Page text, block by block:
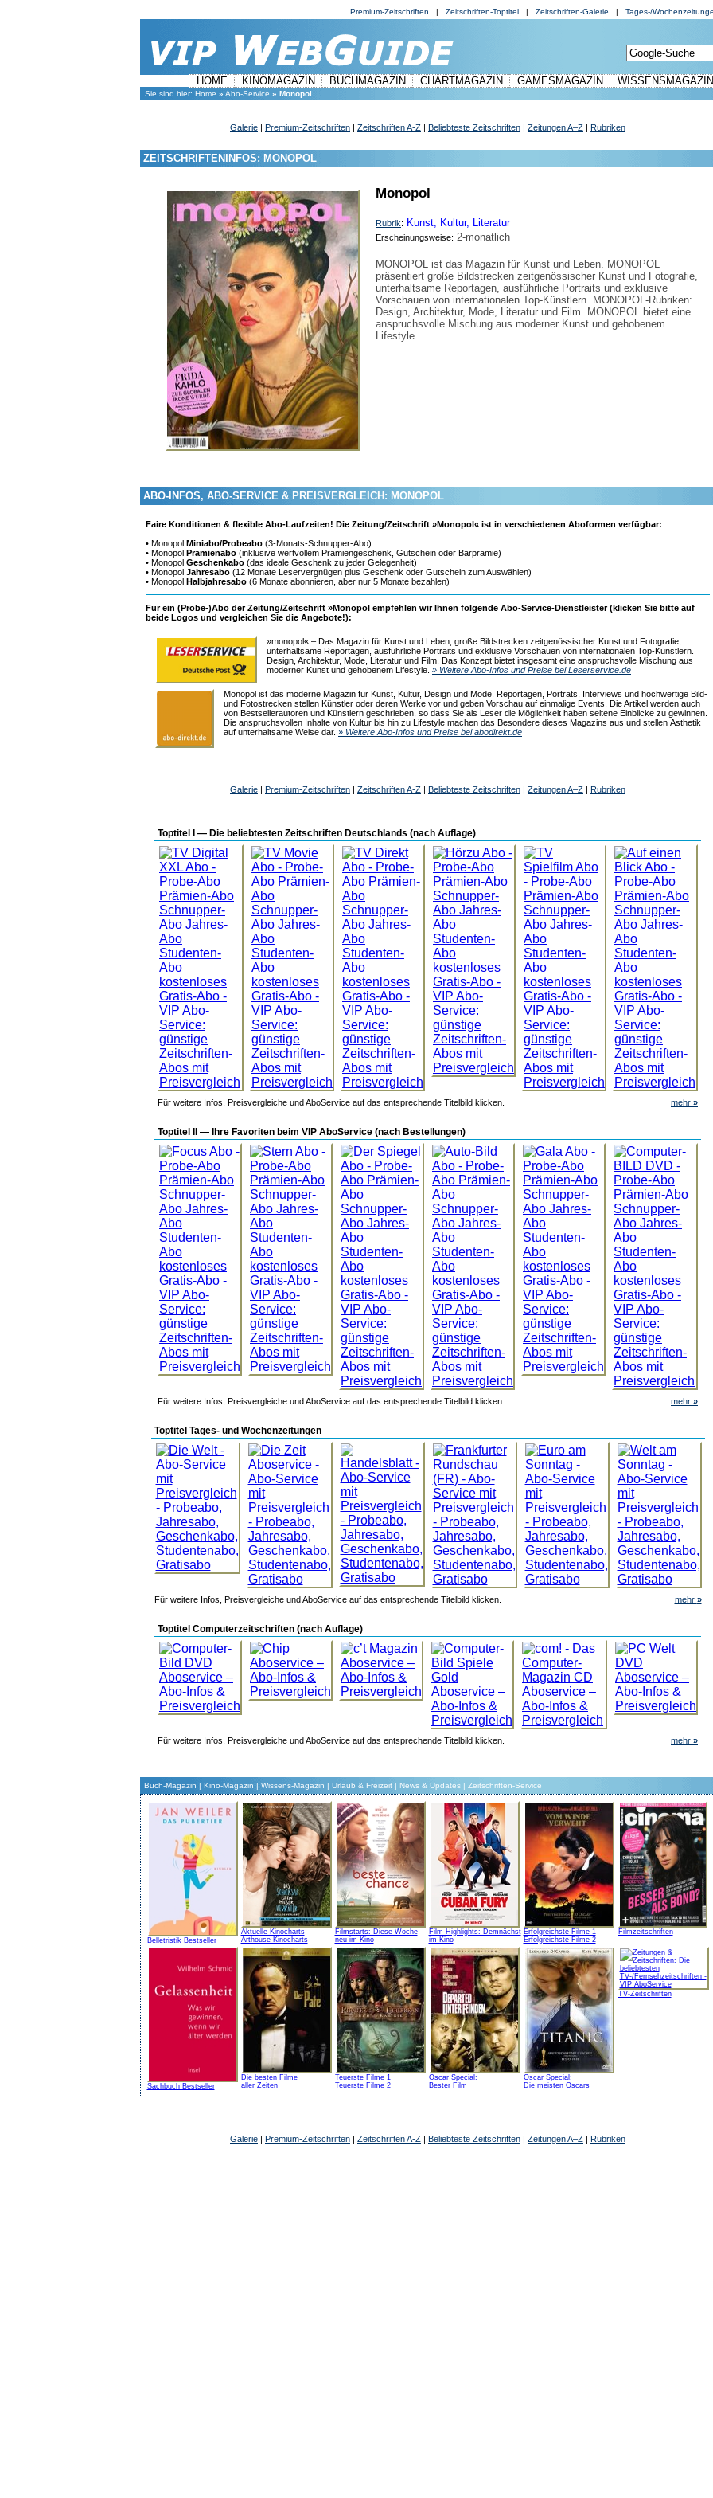
Premium-Zeitschriften | Zeitschriften-Toptitel | Zeitschriften-Galerie | Tages-/
HOME KINOMAGAZIN BUCHMAGAZIN CHARTMAGAZIN GAMESMAGAZIN WISSENSMAGAZIN
Sie sind hier: Home » Abo-Service » Monopol
Galerie | Premium-Zeitschriften | Zeitschriften A-Z | Beliebteste Zeitschriften | Zeitungen A–Z | Rubriken
ZEITSCHRIFTENINFOS: MONOPOL
Monopol
Rubrik: Kunst, Kultur, Literatur
Erscheinungsweise: 2-monatlich
MONOPOL ist das Magazin für Kunst und Leben. MONOPOL
präsentiert große Bildstrecken zeitgenössischer Kunst und Fotografie,
unterhaltsame Reportagen, ausführliche Portraits und exklusive
Vorschauen von internationalen Top-Künstlern. MONOPOL-Rubriken:
Design, Architektur, Mode, Literatur und Film. MONOPOL bietet eine
anspruchsvolle Mischung aus moderner Kunst und gehobenem
Lifestyle.
ABO-INFOS, ABO-SERVICE & PREISVERGLEICH: MONOPOL
Faire Konditionen & flexible Abo-Laufzeiten! Die Zeitung/Zeitschrift »Monopol« ist in verschiedenen Aboformen verfügbar:
• Monopol Miniabo/Probeabo (3-Monats-Schnupper-Abo)
• Monopol Prämienabo (inklusive wertvollem Prämiengeschenk, Gutschein oder Barprämie)
• Monopol Geschenkabo (das ideale Geschenk zu jeder Gelegenheit)
• Monopol Jahresabo (12 Monate Leservergnügen plus Geschenk oder Gutschein zum Auswählen)
• Monopol Halbjahresabo (6 Monate abonnieren, aber nur 5 Monate bezahlen)
Für ein (Probe-)Abo der Zeitung/Zeitschrift »Monopol empfehlen wir Ihnen folgende Abo-Service-Dienstleister (klicken Sie bitte auf
beide Logos und vergleichen Sie die Angebote!):
»monopol« – Das Magazin für Kunst und Leben, große Bildstrecken zeitgenössischer Kunst und Fotografie,
unterhaltsame Reportagen, ausführliche Portraits und exklusive Vorschauen von internationalen Top-Künstlern.
Design, Architektur, Mode, Literatur und Film. Das Konzept bietet insgesamt eine anspruchsvolle Mischung aus
moderner Kunst und gehobenem Lifestyle. » Weitere Abo-Infos und Preise bei Leserservice.de
Monopol ist das moderne Magazin für Kunst, Kultur, Design und Mode. Reportagen, Porträts, Interviews und hochwertige Bild-
und Fotostrecken stellen Künstler oder deren Werke vor und geben Vorschau auf einmalige Events. Die Artikel werden auch
von Bestsellerautoren und Künstlern geschrieben, so dass Sie als Leser die Möglichkeit haben seltene Einblicke zu gewinnen.
Die anspruchsvollen Inhalte von Kultur bis hin zu Lifestyle machen das Besondere dieses Magazins aus und stellen Ästhetik
auf unterhaltsame Weise dar. » Weitere Abo-Infos und Preise bei abodirekt.de
Galerie | Premium-Zeitschriften | Zeitschriften A-Z | Beliebteste Zeitschriften | Zeitungen A–Z | Rubriken
Toptitel I — Die beliebtesten Zeitschriften Deutschlands (nach Auflage)
Für weitere Infos, Preisvergleiche und AboService auf das entsprechende Titelbild klicken. mehr »
Toptitel II — Ihre Favoriten beim VIP AboService (nach Bestellungen)
Für weitere Infos, Preisvergleiche und AboService auf das entsprechende Titelbild klicken. mehr »
Toptitel Tages- und Wochenzeitungen
Für weitere Infos, Preisvergleiche und AboService auf das entsprechende Titelbild klicken. mehr »
Toptitel Computerzeitschriften (nach Auflage)
Für weitere Infos, Preisvergleiche und AboService auf das entsprechende Titelbild klicken. mehr »
Buch-Magazin | Kino-Magazin | Wissens-Magazin | Urlaub & Freizeit| News & Updates| Zeitschriften-Service
Belletristik Bestseller
Aktuelle Kinocharts
Arthouse Kinocharts
Filmstarts: Diese Woche
neu im Kino
Film-Highlights: Demnächst
im Kino
Erfolgreichste Filme 1
Erfolgreichste Filme 2
Filmzeitschriften
Sachbuch Bestseller
Die besten Filme
aller Zeiten
Teuerste Filme 1
Teuerste Filme 2
Oscar Special:
Bester Film
Oscar Special:
Die meisten Oscars
TV-Zeitschriften
Galerie | Premium-Zeitschriften | Zeitschriften A-Z | Beliebteste Zeitschriften | Zeitungen A–Z | Rubriken